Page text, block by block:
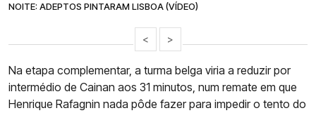
NOITE: ADEPTOS PINTARAM LISBOA (VÍDEO)
< >
Na etapa complementar, a turma belga viria a reduzir por
intermédio de Cainan aos 31 minutos, num remate em que
Henrique Rafagnin nada pôde fazer para impedir o tento do